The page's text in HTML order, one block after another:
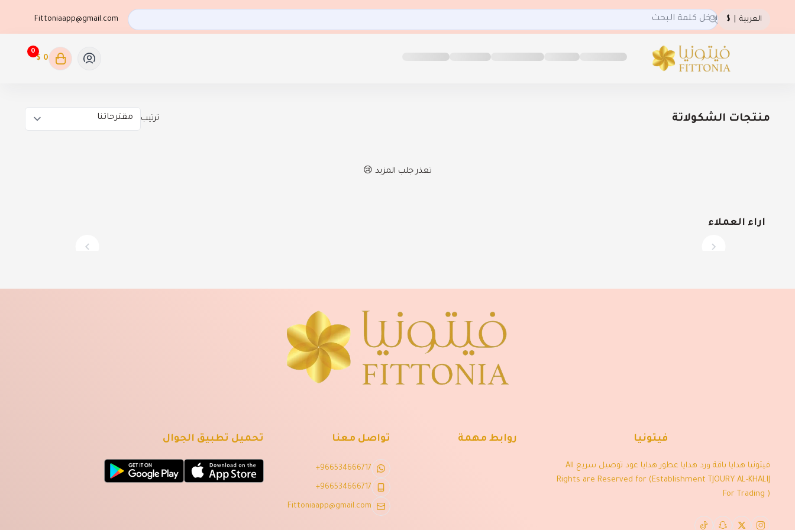
العربية $
Fittoniaapp@gmail.com
فيتونيا
0
0 $
منتجات الشكولاتة ترتيب
تعذر جلب المزيد 😢
آراء العملاء
فيتونيا
فيتونيا هدايا باقة ورد هدايا عطور هدايا عود توصيل سريع All
Rights are Reserved for (Establishment TJOURY AL-KHALIJ
For Trading )
روابط مهمة تواصل معنا
+966534666717
+966534666717
Fittoniaapp@gmail.com
تحميل تطبيق الجوال